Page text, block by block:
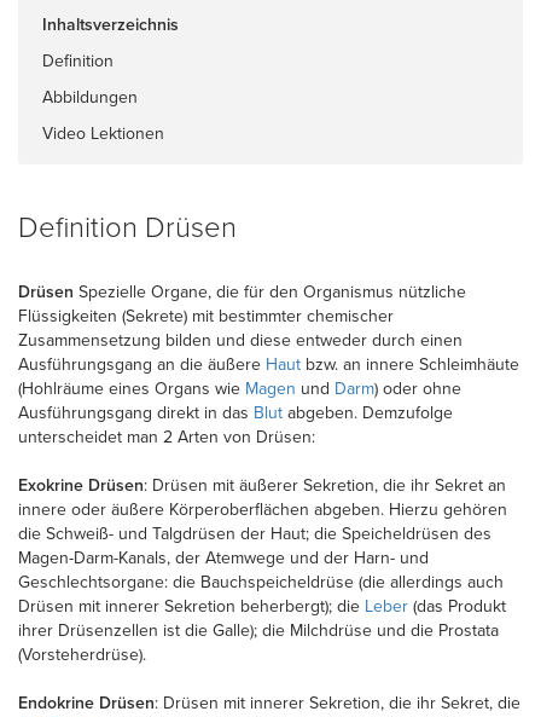
Inhaltsverzeichnis
Definition
Abbildungen
Video Lektionen
Definition Drüsen
Drüsen Spezielle Organe, die für den Organismus nützliche
Flüssigkeiten (Sekrete) mit bestimmter chemischer
Zusammensetzung bilden und diese entweder durch einen
Ausführungsgang an die äußere Haut bzw. an innere Schleimhäute
(Hohlräume eines Organs wie Magen und Darm) oder ohne
Ausführungsgang direkt in das Blut abgeben. Demzufolge
unterscheidet man 2 Arten von Drüsen:
Exokrine Drüsen: Drüsen mit äußerer Sekretion, die ihr Sekret an
innere oder äußere Körperoberflächen abgeben. Hierzu gehören
die Schweiß- und Talgdrüsen der Haut; die Speicheldrüsen des
Magen-Darm-Kanals, der Atemwege und der Harn- und
Geschlechtsorgane: die Bauchspeicheldrüse (die allerdings auch
Drüsen mit innerer Sekretion beherbergt); die Leber (das Produkt
ihrer Drüsenzellen ist die Galle); die Milchdrüse und die Prostata
(Vorsteherdrüse).
Endokrine Drüsen: Drüsen mit innerer Sekretion, die ihr Sekret, die